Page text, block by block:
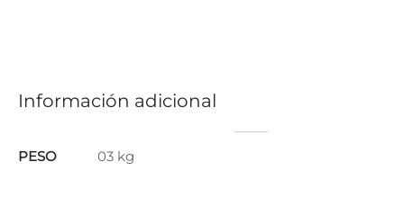
Información adicional
PESO 03 kg